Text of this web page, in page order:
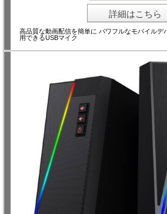
詳細はこちら
高品質な動画配信を簡単に パワフルなモバイルデ
用できるUSBマイク